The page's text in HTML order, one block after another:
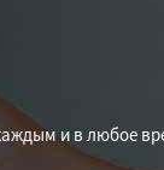
и в любое